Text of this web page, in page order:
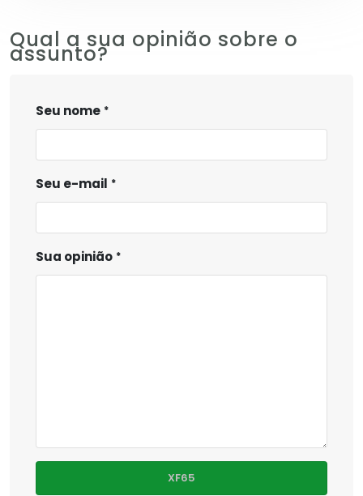
Qual a sua opinião sobre o
assunto?
Seu nome
Seu e-mail
Sua opinião